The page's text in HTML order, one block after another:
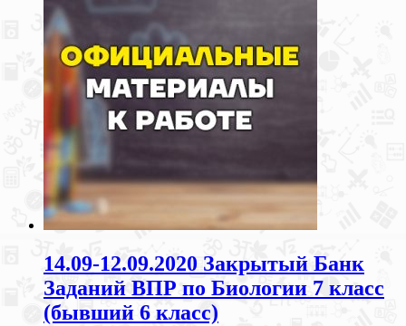
14.09-12.09.2020 Закрытый Банк
Заданий ВПР по Биологии 7 класс
(бывший 6 класс)